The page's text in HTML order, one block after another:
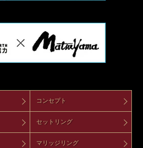
コンセプト
セットリング
マリッジリング